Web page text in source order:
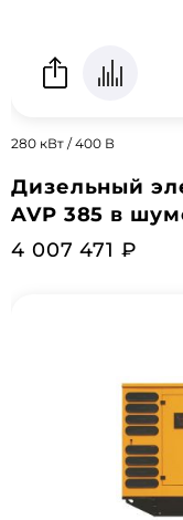
280 кВт / 400 В
Дизельный
AVP 385 в
4 007 471 ₽